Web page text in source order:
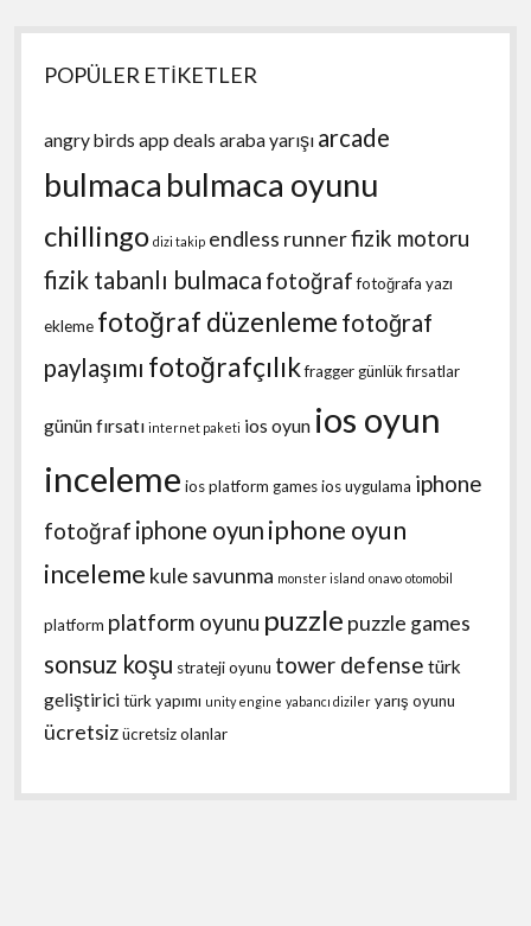
POPÜLER ETİKETLER
angry birds app deals araba yarışı arcade
bulmaca bulmaca oyunu
chillingo dizi takip endless runnerfizik motoru
fizik tabanlı bulmaca fotoğraf fotoğrafa yazı
ekleme fotoğraf düzenleme fotoğraf
paylaşımı fotoğrafçılıkfraggergünlük fırsatlar
günün fırsatı internet paketi ios oyun ios oyun
inceleme ios platform gamesios uygulama iphone
fotoğraf iphone oyun iphone oyun
inceleme kule savunma monster island onavo otomobil
platform platform oyunu puzzle puzzle games
sonsuz koşu strateji oyunu tower defense türk
geliştiricitürk yapımı unity engine yabancı diziler yarış oyunu
ücretsizücretsiz olanlar